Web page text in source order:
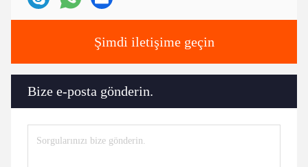
Şimdi iletişime geçin
Bize e-posta gönderin.